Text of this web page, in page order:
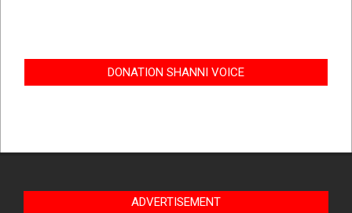
DONATION SHANNI VOICE
ADVERTISEMENT